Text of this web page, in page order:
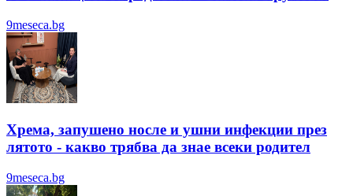
9meseca.bg
Хрема, запушено носле и ушни инфекции през
лятотo - какво трябва да знае всеки родител
9meseca.bg